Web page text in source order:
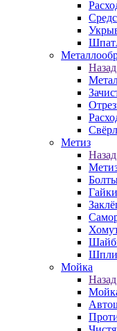
Назад
Метиз
Назад
Гайки
Мойка
Назад